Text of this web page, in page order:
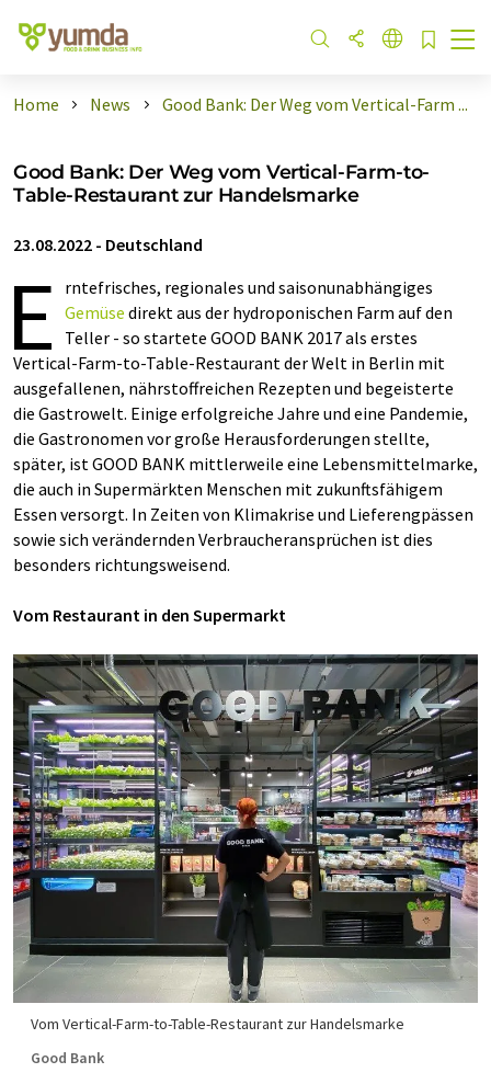
Home News Good Bank: Der Weg vom Vertical-Farm ...
Good Bank: Der Weg vom Vertical-Farm-to-
Table-Restaurant zur Handelsmarke
23.08.2022 - Deutschland
E
rntefrisches, regionales und saisonunabhängiges
Gemüse direkt aus der hydroponischen Farm auf den
Teller - so startete GOOD BANK 2017 als erstes
Vertical-Farm-to-Table-Restaurant der Welt in Berlin mit
ausgefallenen, nährstoffreichen Rezepten und begeisterte
die Gastrowelt. Einige erfolgreiche Jahre und eine Pandemie,
die Gastronomen vor große Herausforderungen stellte,
später, ist GOOD BANK mittlerweile eine Lebensmittelmarke,
die auch in Supermärkten Menschen mit zukunftsfähigem
Essen versorgt. In Zeiten von Klimakrise und Lieferengpässen
sowie sich verändernden Verbraucheransprüchen ist dies
besonders richtungsweisend.
Vom Restaurant in den Supermarkt
Vom Vertical-Farm-to-Table-Restaurant zur Handelsmarke
Good Bank